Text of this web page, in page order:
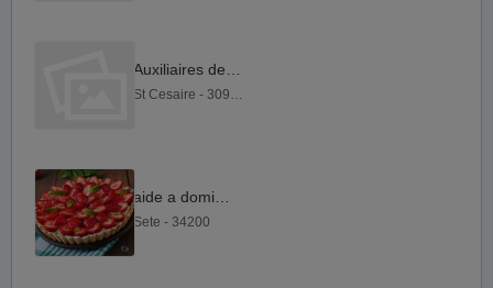
St Cesaire - 30900
Sete - 34200